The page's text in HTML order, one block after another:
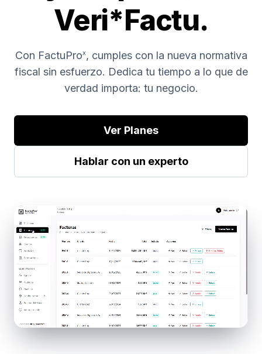
Veri*Factu.
Con FactuProx, cumples con la nueva normativa
fiscal sin esfuerzo. Dedica tu tiempo a lo que de
verdad importa: tu negocio.
Ver Planes
Hablar con un experto